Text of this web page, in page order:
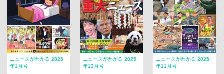
ニュースがわかる 2026
年1月号
ニュースがわかる 2025
年12月号
ニュースがわかる 2025
年11月号